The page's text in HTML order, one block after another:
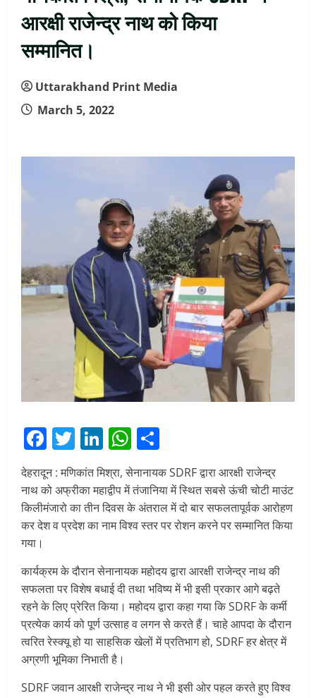
आरक्षी राजेन्द्र नाथ को किया
सम्मानित।
Uttarakhand Print Media
March 5, 2022
Facebook
Twitter
LinkedIn
WhatsApp
देहरादून : मणिकांत मिश्रा, सेनानायक SDRF द्वारा आरक्षी राजेन्द्र
नाथ को अफ्रीका महाद्वीप में तंजानिया में स्थित सबसे ऊंची चोटी माउंट
किलीमंजारो का तीन दिवस के अंतराल में दो बार सफलतापूर्वक आरोहण
कर देश व प्रदेश का नाम विश्व स्तर पर रोशन करने पर सम्मानित किया
गया।
कार्यक्रम के दौरान सेनानायक महोदय द्वारा आरक्षी राजेन्द्र नाथ की
सफलता पर विशेष बधाई दी तथा भविष्य में भी इसी प्रकार आगे बढ़ते
रहने के लिए प्रेरित किया। महोदय द्वारा कहा गया कि SDRF के कर्मी
प्रत्येक कार्य को पूर्ण उत्साह व लगन से करते हैं। चाहे आपदा के दौरान
त्वरित रेस्क्यू हो या साहसिक खेलों में प्रतिभाग हो, SDRF हर क्षेत्र में
अग्रणी भूमिका निभाती है।
SDRF जवान आरक्षी राजेन्द्र नाथ ने भी इसी ओर पहल करते हुए विश्व